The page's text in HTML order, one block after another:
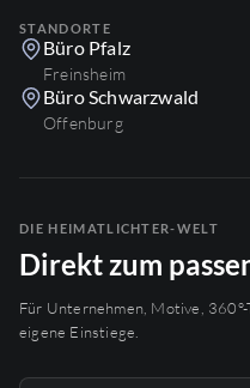
STANDORTE
Büro Pfalz
Freinsheim
Büro Schwarzwald
Offenburg
DIE HEIMATLICHTER-WELT
Direkt zum
Für Unternehmen, Motive,
eigene Einstiege.